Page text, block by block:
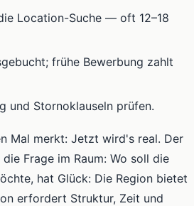
Location-Suche — oft 12–18
frühe Bewerbung zahlt
und Stornoklauseln prüfen.
Mal merkt: Jetzt wird's real. Der
Frage im Raum: Wo soll die
hat Glück: Die Region bietet
erfordert Struktur, Zeit und